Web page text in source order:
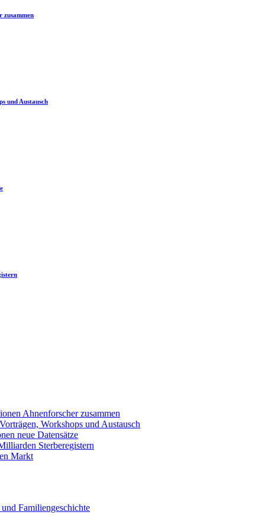
zusammen
und Austausch
Ahnenforscher zusammen
Workshops und Austausch
neue Datensätze
Sterberegistern
Markt
Familiengeschichte